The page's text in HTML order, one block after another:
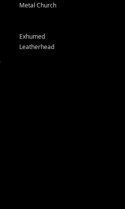
Metal Church
Exhumed
Leatherhead